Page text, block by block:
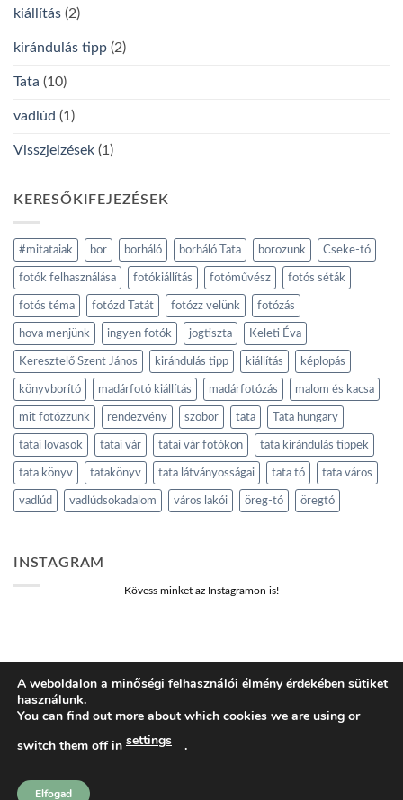
kiállítás (2)
kirándulás tipp (2)
Tata (10)
vadlúd (1)
Visszjelzések (1)
KERESŐKIFEJEZÉSEK
#mitataiak bor borháló borháló Tata borozunk Cseke-tó
fotók felhasználása fotókiállítás fotóművész fotós séták
fotós téma fotózd Tatát fotózz velünk fotózás
hova menjünk ingyen fotók jogtiszta Keleti Éva
Keresztelő Szent János kirándulás tipp kiállítás képlopás
könyvborító madárfotó kiállítás madárfotózás malom és kacsa
mit fotózzunk rendezvény szobor tata Tata hungary
tatai lovasok tatai vár tatai vár fotókon tata kirándulás tippek
tata könyv tatakönyv tata látványosságai tata tó tata város
vadlúd vadlúdsokadalom város lakói öreg-tó öregtó
INSTAGRAM
Kövess minket az Instagramon is!
BLOG ADATVÉDELMI IRÁNYELVEK
ÁLTALÁNOS SZERZŐDÉSI FELTÉTELEK
KOSÁR
PÉNZTÁR
tatakonyv.hu 2026 ©
A weboldalon a minőségi felhasználói élmény érdekében sütiket
használunk.
You can find out more about which cookies we are using or
switch them off in settings .
Elfogad